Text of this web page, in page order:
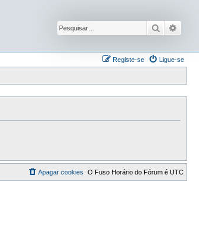
Pesquisar
Ligue-se
Registe-se
O Fuso Horário do Fórum é UTC
Apagar cookies